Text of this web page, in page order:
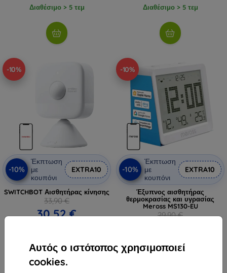
Αυτός ο ιστότοπος χρησιμοποιεί
cookies.
Διαθέσιμο > 5 τεμ Διαθέσιμο > 5 τεμ
-10%
-10%
Έκπτωση
με
κουπόνι
EXTRA10
SWITCHBOT Αισθητήρας κίνησης
33,90 €
30,52 €
-10%
-10%
Έκπτωση
με
κουπόνι
EXTRA10
Έξυπνος αισθητήρας
θερμοκρασίας και υγρασίας
Meross MS130-EU
29,90 €
Διαθέσιμο > 5 τεμ